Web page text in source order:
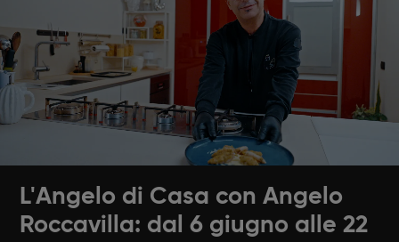
L'Angelo di Casa con Angelo
Roccavilla: dal 6 giugno alle 22